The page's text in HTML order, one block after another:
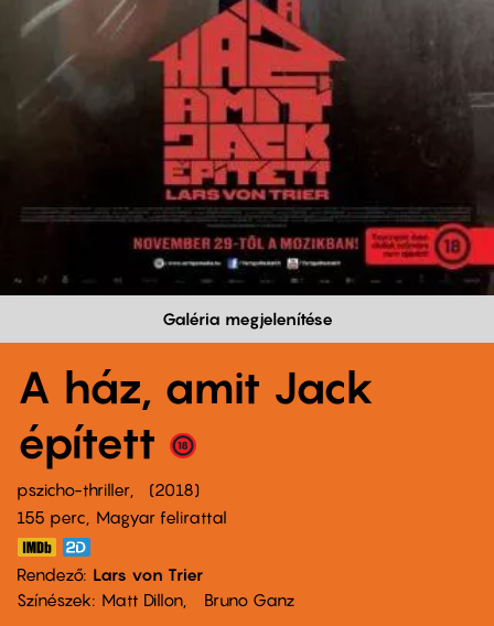
Galéria megjelenítése
A ház, amit Jack
épített
pszicho-thriller
2018
155 perc,
Magyar felirattal
Rendező Lars von Trier
Színészek
Matt Dillon Bruno Ganz